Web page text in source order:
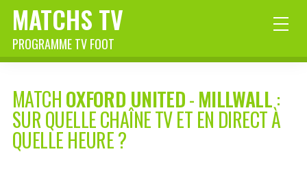
MATCHS TV
PROGRAMME TV FOOT
MATCHOXFORD UNITED-MILLWALL:
SUR QUELLE CHAÎNE TV ET EN DIRECT À
QUELLE HEURE ?